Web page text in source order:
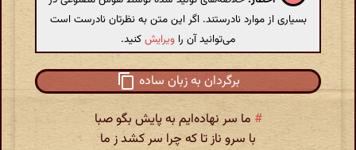
بسیاری از موارد نادرستند. اگر این متن به نظرتان نادرست است
می‌توانید آن را ویرایشکنید.
برگردان به زبان ساده
# ما سر نهاده‌ایم به پایش بگو صبا
با سرو ناز تا که چرا سر کشد ز ما